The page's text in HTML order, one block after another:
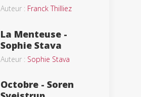
Auteur : Franck Thilliez
La Menteuse -
Sophie Stava
Auteur : Sophie Stava
Octobre - Soren